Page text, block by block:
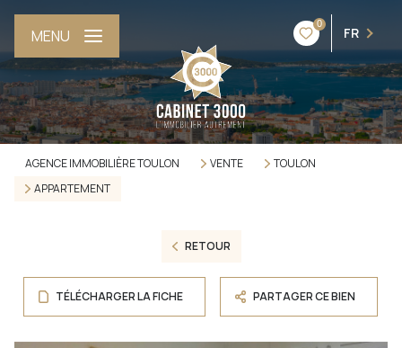
0
FR
MENU
AGENCE IMMOBILIÈRE TOULON VENTE
TOULON
APPARTEMENT
RETOUR
TÉLÉCHARGER LA FICHE PARTAGER CE BIEN